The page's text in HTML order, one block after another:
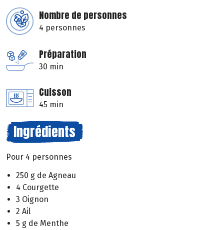
Nombre de personnes
4 personnes
Préparation
30 min
Cuisson
45 min
Ingrédients
Pour 4 personnes
250 g de Agneau
4 Courgette
3 Oignon
2 Ail
5 g de Menthe